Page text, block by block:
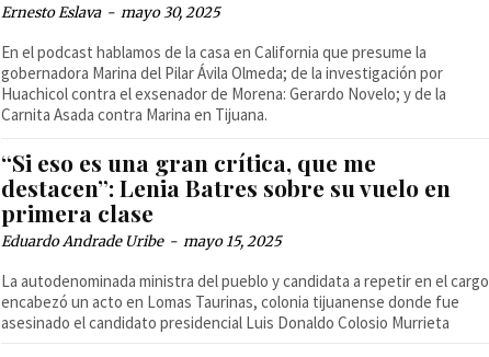
Ernesto Eslava - mayo 30, 2025
En el podcast hablamos de la casa en California que presume la
gobernadora Marina del Pilar Ávila Olmeda; de la investigación por
Huachicol contra el exsenador de Morena: Gerardo Novelo; y de la
Carnita Asada contra Marina en Tijuana.
“Si eso es una gran crítica, que me
destacen”: Lenia Batres sobre su vuelo en
primera clase
Eduardo Andrade Uribe - mayo 15, 2025
La autodenominada ministra del pueblo y candidata a repetir en el cargo
encabezó un acto en Lomas Taurinas, colonia tijuanense donde fue
asesinado el candidato presidencial Luis Donaldo Colosio Murrieta